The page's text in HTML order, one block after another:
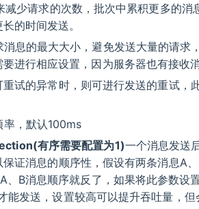
少请求的次数，批次中累积更多的消
的时间发送。
息的最大大小，避免发送大量的请求
进行相应设置，因为服务器也有接收
试的异常时，则可进行发送的重试，
，默认100ms
有序需要配置为1)一个消息发送
证消息的顺序性，假设有两条消息A
、B消息顺序就反了，如果将此参数设
发送，设置较高可以提升吞吐量，但